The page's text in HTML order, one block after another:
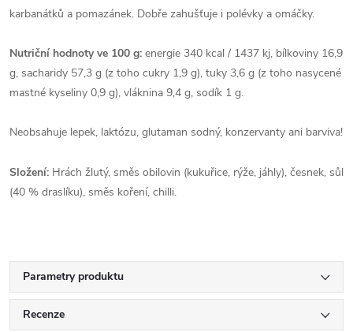
karbanátků a pomazánek. Dobře zahušťuje i polévky a omáčky.
Nutriční hodnoty ve 100 g: energie 340 kcal / 1437 kj, bílkoviny 16,9
g, sacharidy 57,3 g (z toho cukry 1,9 g), tuky 3,6 g (z toho nasycené
mastné kyseliny 0,9 g), vláknina 9,4 g, sodík 1 g.
Neobsahuje lepek, laktózu, glutaman sodný, konzervanty ani barviva!
Složení: Hrách žlutý, směs obilovin (kukuřice, rýže, jáhly), česnek, sůl
(40 % draslíku), směs koření, chilli.
Parametry produktu
Recenze